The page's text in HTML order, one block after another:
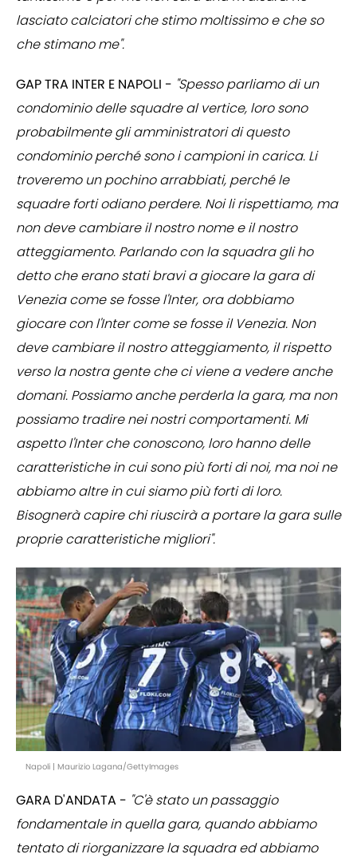
lasciato calciatori che stimo moltissimo e che so
che stimano me".
GAP TRA INTER E NAPOLI - "Spesso parliamo di un
condominio delle squadre al vertice, loro sono
probabilmente gli amministratori di questo
condominio perché sono i campioni in carica. Li
troveremo un pochino arrabbiati, perché le
squadre forti odiano perdere. Noi li rispettiamo, ma
non deve cambiare il nostro nome e il nostro
atteggiamento. Parlando con la squadra gli ho
detto che erano stati bravi a giocare la gara di
Venezia come se fosse l'Inter, ora dobbiamo
giocare con l'Inter come se fosse il Venezia. Non
deve cambiare il nostro atteggiamento, il rispetto
verso la nostra gente che ci viene a vedere anche
domani. Possiamo anche perderla la gara, ma non
possiamo tradire nei nostri comportamenti. Mi
aspetto l'Inter che conoscono, loro hanno delle
caratteristiche in cui sono più forti di noi, ma noi ne
abbiamo altre in cui siamo più forti di loro.
Bisognerà capire chi riuscirà a portare la gara sulle
proprie caratteristiche migliori".
Napoli | Maurizio Lagana/GettyImages
GARA D'ANDATA - "C'è stato un passaggio
fondamentale in quella gara, quando abbiamo
tentato di riorganizzare la squadra ed abbiamo